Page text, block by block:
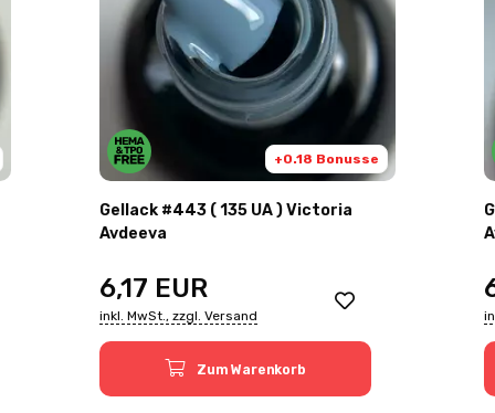
+0.18 Bonusse
Gellack #443 ( 135 UA ) Victoria
Avdeeva
6,17 EUR
inkl. MwSt., zzgl. Versand
Zum Warenkorb